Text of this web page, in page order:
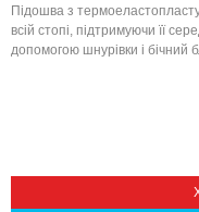
Підошва з
всій стопі, підтримуючи її
допомогою шнурівки і бічний